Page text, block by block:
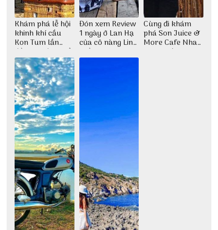
Khám phá lễ hội
khinh khí cầu
Kon Tum lần
đầu tiên được tổ
chức
Đón xem Review
1 ngày ở Lan Hạ
của cô nàng Linh
Trần
Cùng đi khám
phá Son Juice &
More Cafe Nha
Trang với anh